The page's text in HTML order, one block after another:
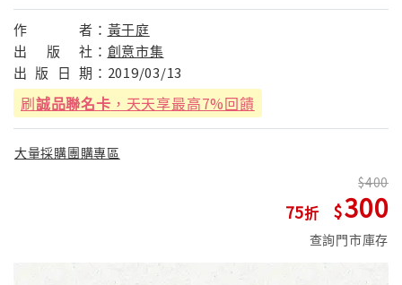
作 者： 黃于庭
出
版 社： 創意市集
出 版 日 期： 2019/03/13
刷誠品聯名卡 ，天天享最高7%回饋
大量採購團購專區
75
400
300
查詢門市庫存